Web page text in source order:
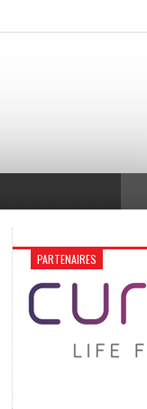
PARTENAIRES